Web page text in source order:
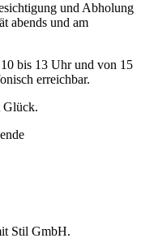
und Abholung
abends und am
bis 13 Uhr und von 15
erreichbar.
Glück.
Stil GmbH.